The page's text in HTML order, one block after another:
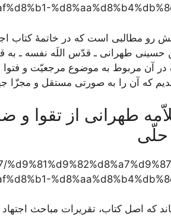
رو مطالبی است که در خاتمۀ کتاب
طهرانی ـ قدّس اللَه نفسه ـ به
آن مربوط به موضوع مرجعیّت و فتوا
که آن را به صورتی مستقل و مجزّا
طهرانی از تقوا و
که اصل کتاب، تقریرات مباحث